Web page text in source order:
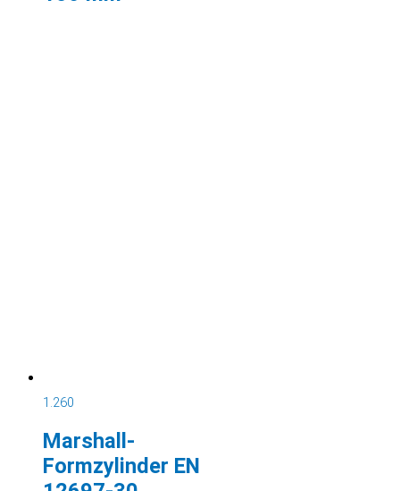
1.260
Marshall-
Formzylinder EN